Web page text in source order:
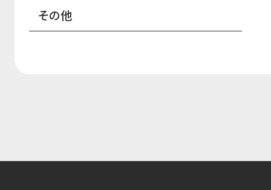
その他